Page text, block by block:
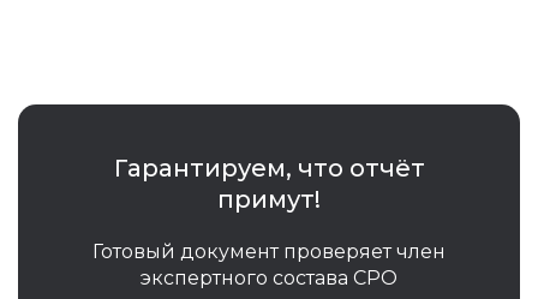
Гарантируем, что отчёт
примут!
Готовый документ проверяет член
экспертного состава СРО